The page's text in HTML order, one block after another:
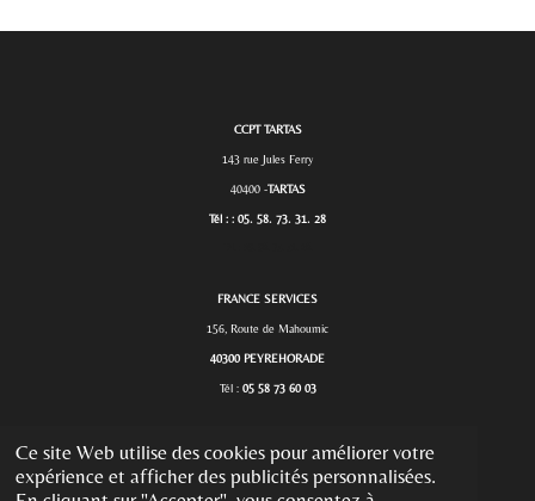
Ce site Web utilise des cookies pour améliorer votre
expérience et afficher des publicités personnalisées.
CCPT TARTAS
143 rue Jules Ferry
40400 -TARTAS
Tél : : 05. 58. 73. 31. 28
FRANCE SERVICES
156, Route de Mahoumic
40300 PEYREHORADE
Tél : 05 58 73 60 03
MAIRIE PONTONX